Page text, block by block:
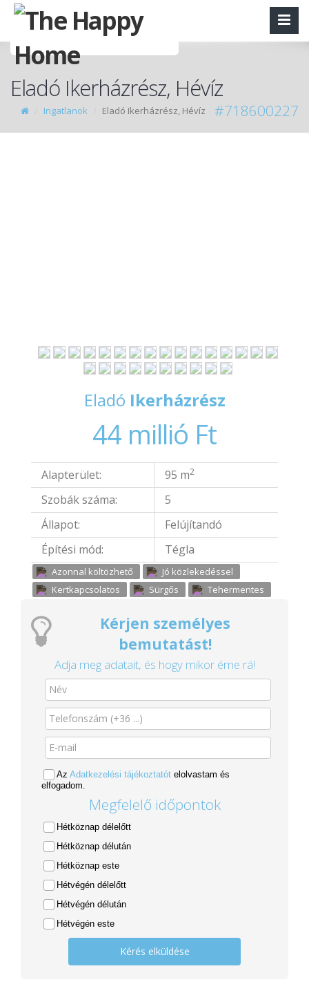
Eladó Ikerházrész, Hévíz
Ingatlanok Eladó Ikerházrész, Hévíz #718600227
Eladó Ikerházrész
44 millió Ft
Alapterület: 95 m2
Szobák száma:
5
Állapot:
Felújítandó
Építési mód:
Tégla
Azonnal költözhető
Jó közlekedéssel
Kertkapcsolatos
Sürgős Tehermentes
Kérjen személyes
bemutatást!
Adja meg adatait, és hogy mikor érne rá!
Az Adatkezelési tájékoztatót elolvastam és
elfogadom.
Megfelelő időpontok
Hétköznap délelőtt
Hétköznap délután
Hétköznap este
Hétvégén délelőtt
Hétvégén délután
Hétvégén este
Kérés elküldése